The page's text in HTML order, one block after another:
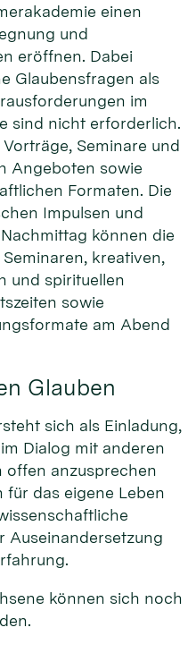
einen
und
eröffnen. Dabei
Glaubensfragen als
im
sind nicht erforderlich.
Seminare und
Angeboten sowie
Formaten. Die
Impulsen und
können die
kreativen,
und spirituellen
sowie
am Abend
Glauben
sich als Einladung,
Dialog mit anderen
offen anzusprechen
das eigene Leben
Auseinandersetzung
können sich noch